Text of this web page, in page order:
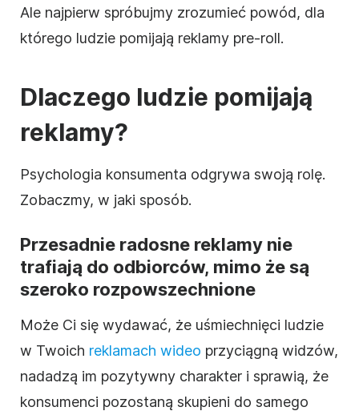
Ale najpierw spróbujmy zrozumieć powód, dla
którego ludzie pomijają reklamy pre-roll.
Dlaczego ludzie pomijają
reklamy?
Psychologia konsumenta odgrywa swoją rolę.
Zobaczmy, w jaki sposób.
Przesadnie radosne reklamy nie
trafiają do odbiorców, mimo że są
szeroko rozpowszechnione
Może Ci się wydawać, że uśmiechnięci ludzie
w Twoich reklamach wideo przyciągną widzów,
nadadzą im pozytywny charakter i sprawią, że
konsumenci pozostaną skupieni do samego